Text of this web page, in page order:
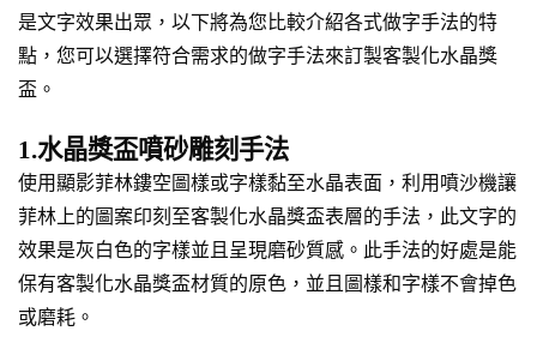
是文字效果出眾，以下將為您比較介紹各式做字手法的特
點，您可以選擇符合需求的做字手法來訂製客製化水晶獎
盃。
1.水晶獎盃噴砂雕刻手法
使用顯影菲林鏤空圖樣或字樣黏至水晶表面，利用噴沙機讓
菲林上的圖案印刻至客製化水晶獎盃表層的手法，此文字的
效果是灰白色的字樣並且呈現磨砂質感。此手法的好處是能
保有客製化水晶獎盃材質的原色，並且圖樣和字樣不會掉色
或磨耗。